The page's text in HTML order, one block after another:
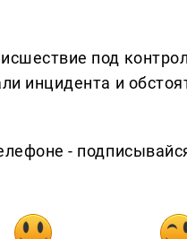
под
инцидента и
-